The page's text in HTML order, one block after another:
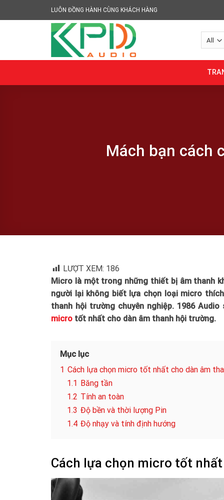
to
LUÔN ĐỒNG HÀNH CÙNG KHÁCH HÀNG
Mách bạn cách
LƯỢT XEM: 186
Micro là một trong những thiết bị âm thanh
người lại không biết lựa chọn loại micro
thanh hội trường chuyên nghiệp. 1986
micro tốt nhất cho dàn âm thanh hội trường.
Mục lục
1 Cách lựa chọn micro tốt nhất cho dàn âm
1.1 Băng tần
1.2 Tính an toàn
1.3 Độ bền và thời lượng Pin
1.4 Độ nhạy và tính định hướng
Cách lựa chọn micro tốt